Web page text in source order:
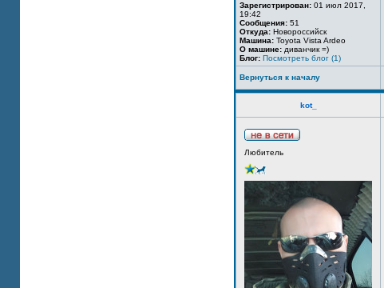
Зарегистрирован: 01 июл 2017,
19:42
Сообщения: 51
Откуда: Новороссийск
Машина: Toyota Vista Ardeo
О машине: диванчик =)
Блог: Посмотреть блог (1)
Вернуться к началу
kot_
Любитель